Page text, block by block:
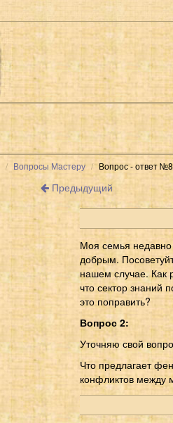
Вопросы Мастеру Вопрос - ответ №8
Предыдущий
Моя семья
добрым.
нашем случае. Как
что сектор знаний
это поправить?
Вопрос 2:
Уточняю свой
Что предлагает
конфликтов между